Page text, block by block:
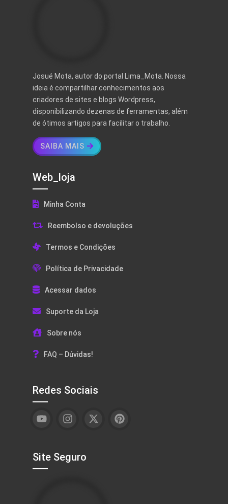
Josué Mota, autor do portal Lima_Mota. Nossa
ideia é compartilhar conhecimentos aos
criadores de sites e blogs Wordpress,
disponibilizando dezenas de ferramentas, além
de ótimos artigos para facilitar o trabalho.
SAIBA MAIS
Web_loja
Minha Conta
Reembolso e devoluções
Termos e Condições
Política de Privacidade
Acessar dados
Suporte da Loja
Sobre nós
FAQ – Dúvidas!
Redes Sociais
Site Seguro